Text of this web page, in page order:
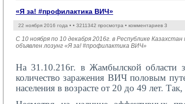
«Я за! #профилактика ВИЧ»
22 ноября 2016 года • • 3211342 просмотра • комментариев 3
С 10 ноября по 10 декабря 2016г. в Республике
объявлен лозунг «Я за! #профилактика ВИЧ»
На 31.10.216г. в Жамбылской области
количество заражения ВИЧ половым
населения в возрасте от 20 до 49 лет.